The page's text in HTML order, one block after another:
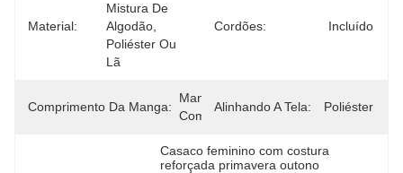
Material:
Mistura De
Algodão,
Poliéster Ou
Lã
Cordões: Incluído
Comprimento Da Manga:
Manga
Comprida
Alinhando A Tela: Poliéster
Casaco feminino com costura
reforçada primavera outono